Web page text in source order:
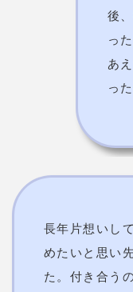
後、
っ
あ
っ
長年片想いし
めたいと思い
た。付き合う